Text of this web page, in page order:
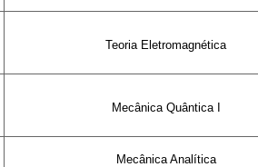
Teoria Eletromagnética
Mecânica Quântica I
Mecânica Analítica